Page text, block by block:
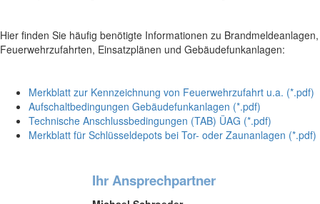
Hier finden Sie häufig benötigte Informationen zu Brandmeldeanlagen,
Feuerwehrzufahrten, Einsatzplänen und Gebäudefunkanlagen:
Merkblatt zur Kennzeichnung von Feuerwehrzufahrt u.a. (*.pdf)
Aufschaltbedingungen Gebäudefunkanlagen (*.pdf)
Technische Anschlussbedingungen (TAB) ÜAG (*.pdf)
Merkblatt für Schlüsseldepots bei Tor- oder Zaunanlagen (*.pdf)
Ihr Ansprechpartner